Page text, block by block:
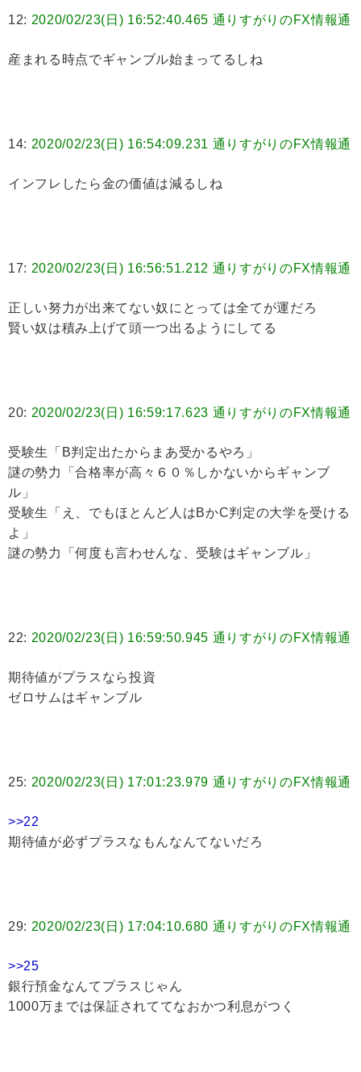
12: 2020/02/23(日) 16:52:40.465 通りすがりのFX情報通
産まれる時点でギャンブル始まってるしね
14: 2020/02/23(日) 16:54:09.231 通りすがりのFX情報通
インフレしたら金の価値は減るしね
17: 2020/02/23(日) 16:56:51.212 通りすがりのFX情報通
正しい努力が出来てない奴にとっては全てが運だろ
賢い奴は積み上げて頭一つ出るようにしてる
20: 2020/02/23(日) 16:59:17.623 通りすがりのFX情報通
受験生「B判定出たからまあ受かるやろ」
謎の勢力「合格率が高々６０％しかないからギャンブ
ル」
受験生「え、でもほとんど人はBかC判定の大学を受ける
よ」
謎の勢力「何度も言わせんな、受験はギャンブル」
22: 2020/02/23(日) 16:59:50.945 通りすがりのFX情報通
期待値がプラスなら投資
ゼロサムはギャンブル
25: 2020/02/23(日) 17:01:23.979 通りすがりのFX情報通
>>22
期待値が必ずプラスなもんなんてないだろ
29: 2020/02/23(日) 17:04:10.680 通りすがりのFX情報通
>>25
銀行預金なんてプラスじゃん
1000万までは保証されててなおかつ利息がつく